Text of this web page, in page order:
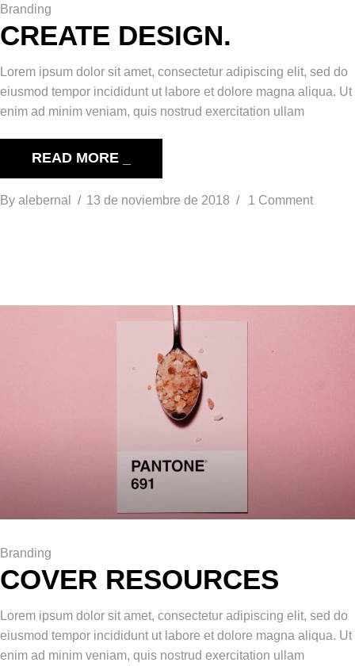
Branding
CREATE DESIGN.
Lorem ipsum dolor sit amet, consectetur adipiscing elit, sed do
eiusmod tempor incididunt ut labore et dolore magna aliqua. Ut
enim ad minim veniam, quis nostrud exercitation ullam
READ MORE _
By alebernal 13 de noviembre de 2018 1 Comment
Branding
COVER RESOURCES
Lorem ipsum dolor sit amet, consectetur adipiscing elit, sed do
eiusmod tempor incididunt ut labore et dolore magna aliqua. Ut
enim ad minim veniam, quis nostrud exercitation ullam